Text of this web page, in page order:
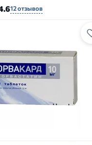
12 отзывов